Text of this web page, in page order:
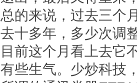
总的来说，过去三个
去十多年，多少次调
目前这个月看上去它
有些生气。少炒科技